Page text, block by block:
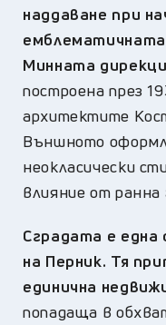
наддаване при
емблематичната
Минната
построена през
архитектите
Външното
неокласически
влияние от ранна
Сградата е
на Перник. Тя
единична
попадаща в